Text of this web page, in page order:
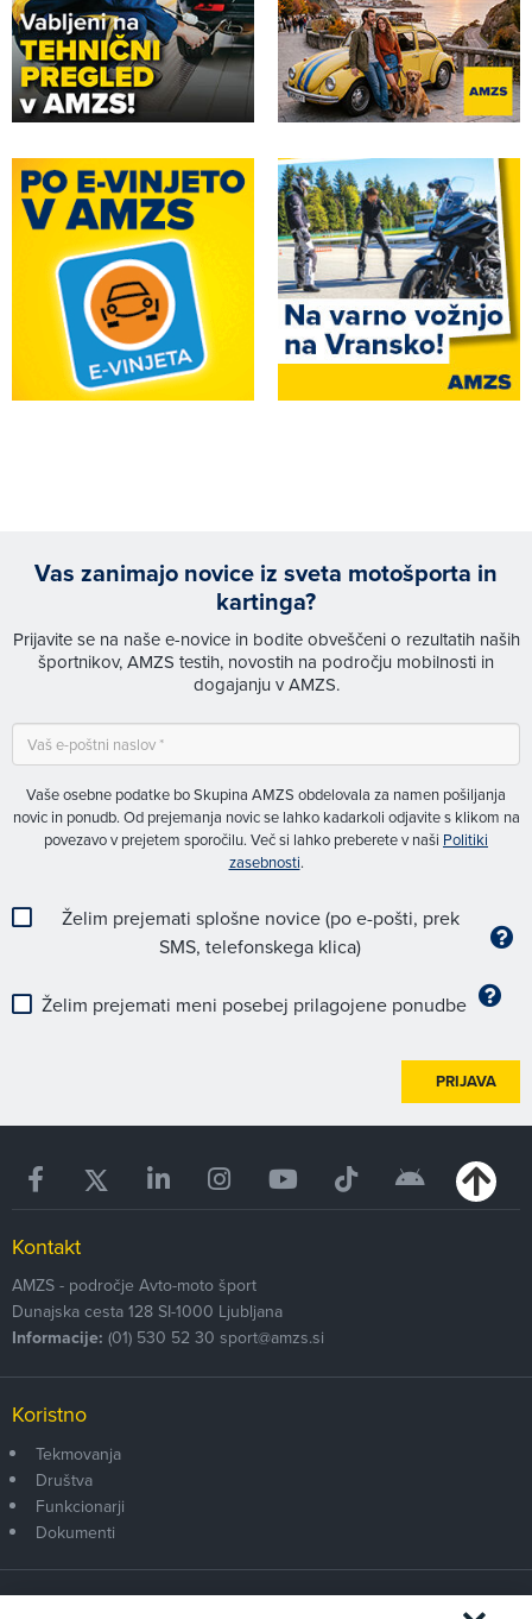
Vas zanimajo novice iz sveta motošporta in
kartinga?
Prijavite se na naše e-novice in bodite obveščeni o rezultatih naših
športnikov, AMZS testih, novostih na področju mobilnosti in
dogajanju v AMZS.
Vaše osebne podatke bo Skupina AMZS obdelovala za namen pošiljanja
novic in ponudb. Od prejemanja novic se lahko kadarkoli odjavite s klikom na
povezavo v prejetem sporočilu. Več si lahko preberete v naši Politiki
zasebnosti.
Želim prejemati splošne novice (po e-pošti, prek
SMS, telefonskega klica)
Želim prejemati meni posebej prilagojene ponudbe
PRIJAVA
Kontakt
AMZS - področje Avto-moto šport
Dunajska cesta 128 SI-1000 Ljubljana
Informacije: (01) 530 52 30 sport@amzs.si
Koristno
Tekmovanja
Društva
Funkcionarji
Dokumenti